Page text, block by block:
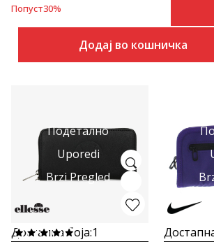
Попуст30%
Додај во кошничка
Подетално
Uporedi
Brzi Pregled
Достапна боја:1